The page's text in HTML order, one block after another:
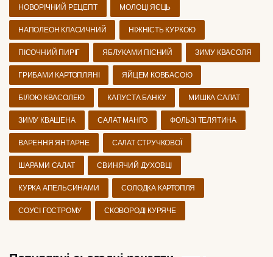
НОВОРІЧНИЙ РЕЦЕПТ МОЛОЦІ ЯЄЦЬ
НАПОЛЕОН КЛАСИЧНИЙ НІЖНІСТЬ КУРКОЮ
ПІСОЧНИЙ ПИРІГ ЯБЛУКАМИ ПІСНИЙ ЗИМУ КВАСОЛЯ
ГРИБАМИ КАРТОПЛЯНІ ЯЙЦЕМ КОВБАСОЮ
БІЛОЮ КВАСОЛЕЮ КАПУСТА БАНКУ МИШКА САЛАТ
ЗИМУ КВАШЕНА САЛАТ МАНГО ФОЛЬЗІ ТЕЛЯТИНА
ВАРЕННЯ ЯНТАРНЕ САЛАТ СТРУЧКОВОЇ
ШАРАМИ САЛАТ СВИНЯЧИЙ ДУХОВЦІ
КУРКА АПЕЛЬСИНАМИ СОЛОДКА КАРТОПЛЯ
СОУСІ ГОСТРОМУ СКОВОРОДІ КУРЯЧЕ